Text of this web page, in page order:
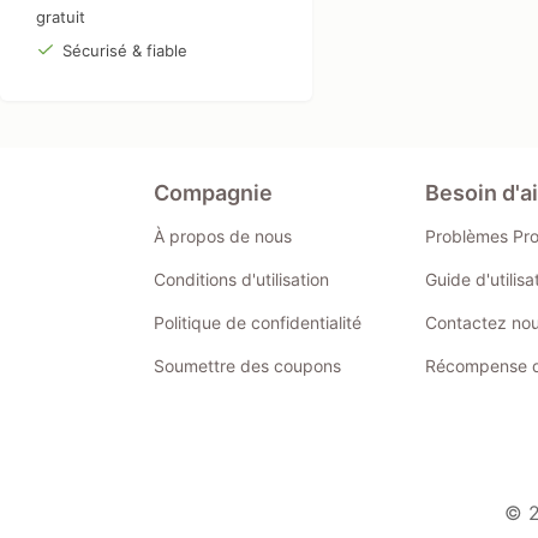
gratuit
Sécurisé & fiable
Compagnie
À propos de nous
Conditions d'utilisation
Politique de confidentialité
Soumettre des coupons
Besoin
Problèmes
Guide
Contactez
Récompense
©